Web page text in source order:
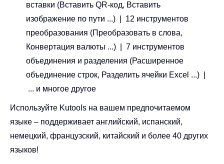
вставки (Вставить QR-код, Вставить
изображение по пути ...) | 12 инструментов
преобразования (Преобразовать в слова,
Конвертация валюты ...) | 7 инструментов
объединения и разделения (Расширенное
объединение строк, Разделить ячейки Excel ...) |
... и многое другое
Используйте Kutools на вашем предпочитаемом
языке – поддерживает английский, испанский,
немецкий, французский, китайский и более 40 других
языков!